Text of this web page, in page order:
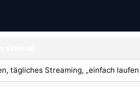
tägliches Streaming, „einfach laufen